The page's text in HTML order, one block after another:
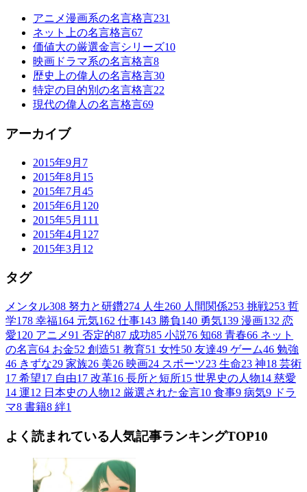
アニメ漫画系の名言格言231
ネット上の名言格言67
価値大の厳選金言シリーズ10
映画ドラマ系の名言格言8
歴史上の偉人の名言格言30
特定の目的別の名言格言22
現代の偉人の名言格言69
アーカイブ
2015年9月 7
2015年8月 15
2015年7月 45
2015年6月 120
2015年5月 111
2015年4月 127
2015年3月 12
タグ
メンタル308 努力と研鑽274 人生260 人間関係253 挑戦253 哲
学178 幸福164 元気162 仕事143 勝負140 勇気139 漫画132 恋
愛120 アニメ91 否定的87 成功85 小説76 知68 青春66 ネット
の名言64 お金52 創造51 教育51 女性50 友達49 ゲーム46 勉強
46 きずな29 家族26 美26 映画24 スポーツ23 生命23 神18 芸術
17 希望17 自由17 改革16 長所と短所15 世界史の人物14 慈愛
14 運12 日本史の人物12 厳選された金言10 食事9 病気9 ドラ
マ8 書籍8 絆1
よく読まれている人気記事ランキングTOP10